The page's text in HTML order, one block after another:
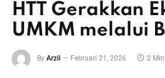
HTT Gerakkan
UMKM melalui
By Arzil Februari 21, 2026 2